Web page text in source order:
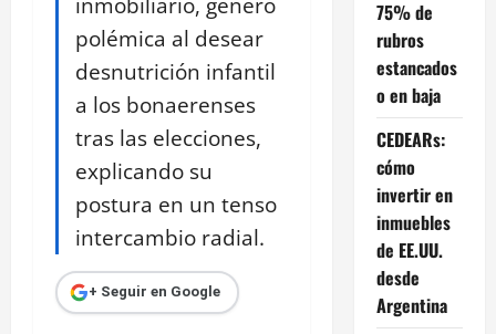
polémica al desear
desnutrición infantil
a los bonaerenses
tras las elecciones,
explicando su
postura en un tenso
intercambio radial.
+ Seguir en Google
75% de
rubros
estancados
o en baja
CEDEARs:
cómo
invertir en
inmuebles
de EE.UU.
desde
Argentina